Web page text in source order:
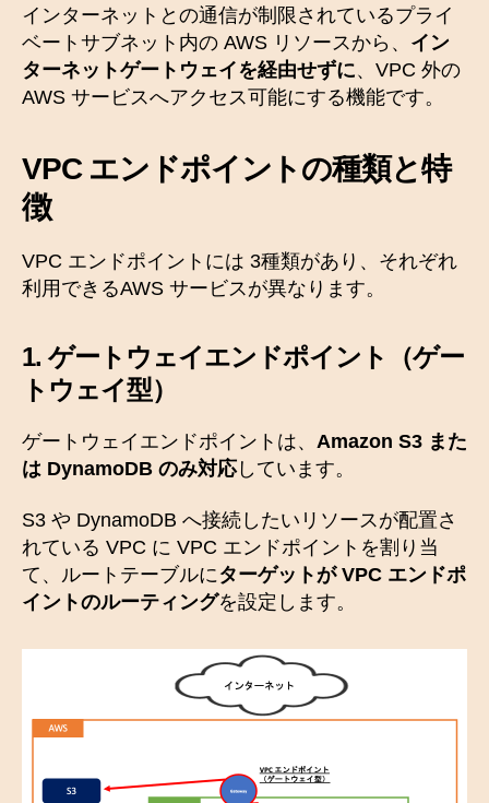
インターネットとの通信が制限されているプライ
ベートサブネット内の AWS リソースから、 イン
ターネットゲートウェイを経由せずに、VPC 外の
AWS サービスへアクセス可能にする機能です。
VPC エンドポイントの種類と特
徴
VPC エンドポイントには 3種類があり、それぞれ
利用できるAWS サービスが異なります。
1.ゲートウェイエンドポイント
（ゲー
トウェイ型）
ゲートウェイエンドポイントは、 Amazon S3 また
は DynamoDB のみ対応しています。
S3 や DynamoDB へ接続したいリソースが配置さ
れている VPC に VPC エンドポイントを割り当
て、ルートテーブルにターゲットが VPC エンドポ
イントのルーティングを設定します。